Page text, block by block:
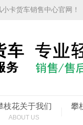
卡货车销售中心官网！
枝花关于我们
ABOUT US
攀